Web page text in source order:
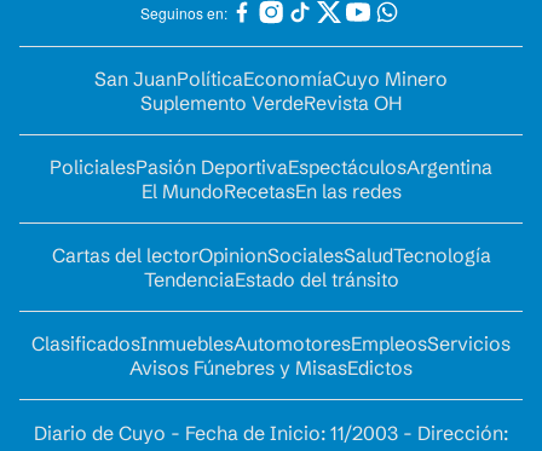
Seguinos en:
San JuanPolíticaEconomíaCuyo Minero
Suplemento VerdeRevista OH
PolicialesPasión DeportivaEspectáculosArgentina
El MundoRecetasEn las redes
Cartas del lectorOpinionSocialesSaludTecnología
TendenciaEstado del tránsito
ClasificadosInmueblesAutomotoresEmpleosServicios
Avisos Fúnebres y MisasEdictos
Diario de Cuyo - Fecha de Inicio: 11/2003 - Dirección: